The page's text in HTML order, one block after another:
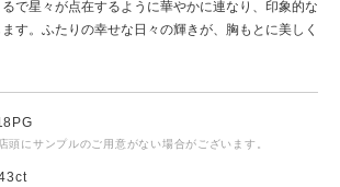
で星々が点在するように華やかに連なり、印象的な
す。ふたりの幸せな日々の輝きが、胸もとに美しく
頭にサンプルのご用意がない場合がございます。